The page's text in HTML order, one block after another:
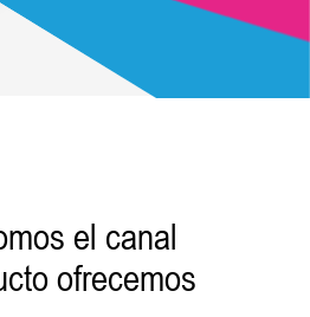
el canal
ofrecemos